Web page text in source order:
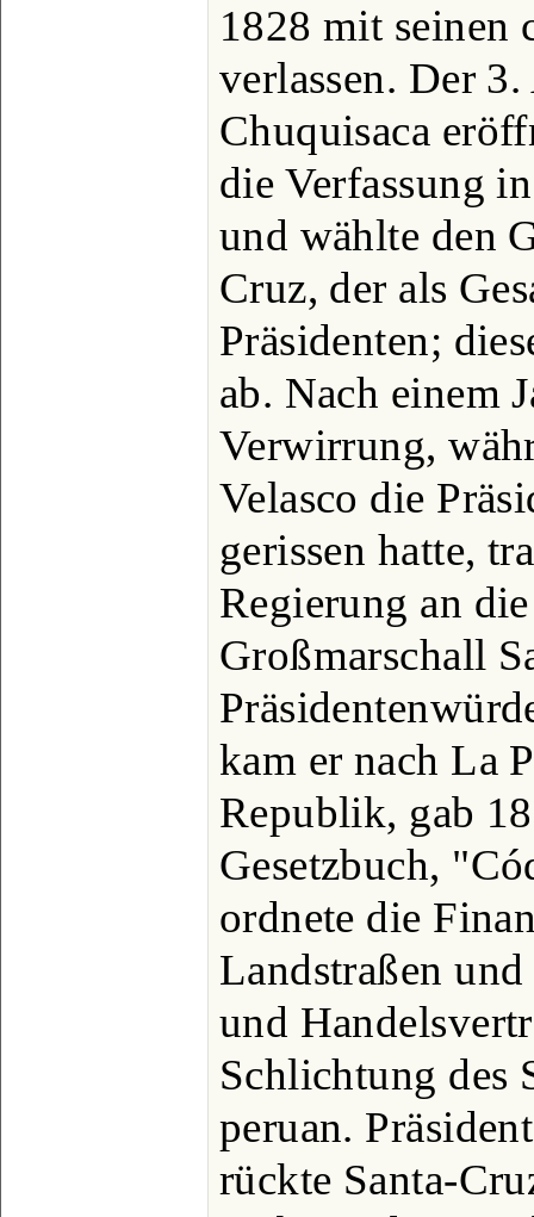
1828 mit seinen
verlassen. Der
Chuquisaca
die Verfassung
und wählte den
Cruz, der als
Präsidenten;
ab. Nach einem
Verwirrung,
Velasco die
gerissen hatte,
Regierung an
Großmarschall
kam er nach La
Republik, gab
Gesetzbuch,
ordnete die
Landstraßen
und
Schlichtung des
peruan.
rückte Santa-